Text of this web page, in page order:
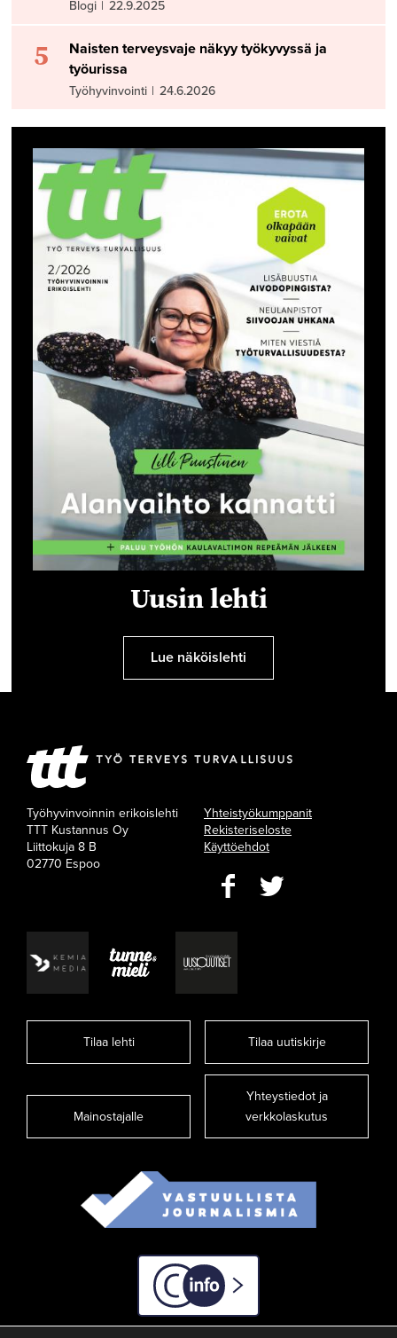
Blogi | 22.9.2025
5
Naisten terveysvaje näkyy työkyvyssä ja
työurissa
Työhyvinvointi | 24.6.2026
Uusin lehti
Lue näköislehti
Työhyvinvoinnin erikoislehti
TTT Kustannus Oy
Liittokuja 8 B
02770 Espoo
Yhteistyökumppanit
Rekisteriseloste
Käyttöehdot
Tilaa lehti Tilaa uutiskirje
Mainostajalle
Yhteystiedot ja
verkkolaskutus
C-info